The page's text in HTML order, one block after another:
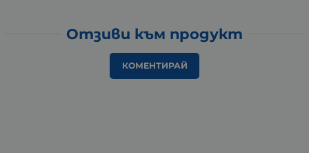
Отзиви към продукт
КОМЕНТИРАЙ